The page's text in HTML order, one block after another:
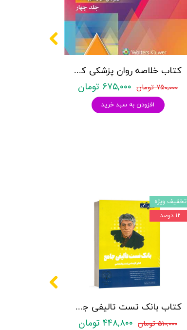
کتاب خلاصه روان پزشکی کاپلان و سادوک ویراست دوازدهم 2022 - جلد4- بنجامین جیمز سادوک ، ویرجینیا آلکوت سادوک ، پدرو روئیز - نشر ارجمند
۷۵۰,۰۰۰ تومان ۶۷۵,۰۰۰ تومان
افزودن به سبد خرید
کتاب بانک تست تالیفی جامع روان آموز
۵۱۰,۰۰۰ تومان ۴۴۸,۸۰۰ تومان
تخفیف ویژه
۱۲ درصد